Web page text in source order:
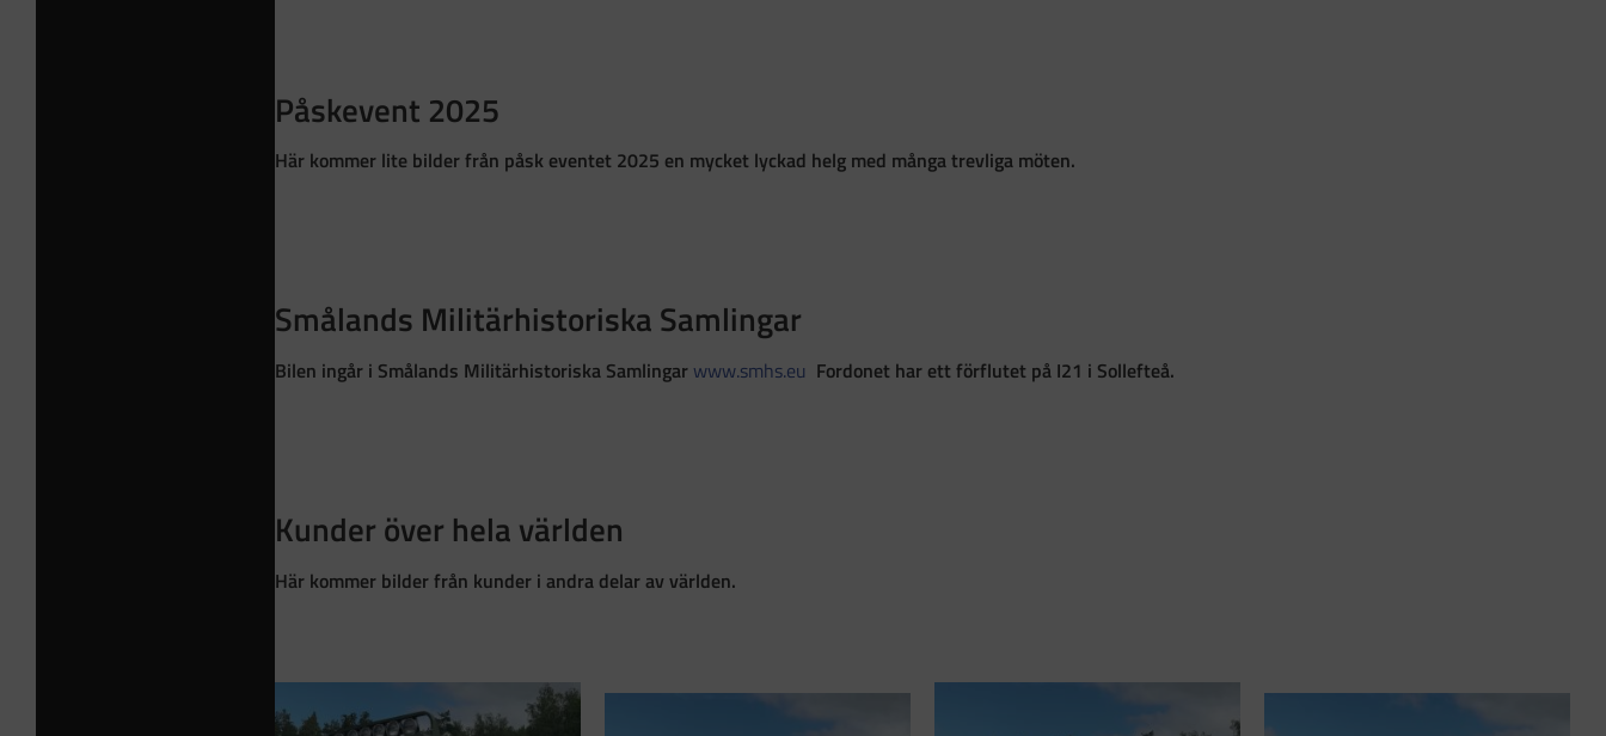
Påskevent 2025
Här kommer lite bilder från påsk eventet 2025 en mycket lyckad helg med många trevliga möten.
Smålands Militärhistoriska Samlingar
Bilen ingår i Smålands Militärhistoriska Samlingar www.smhs.eu Fordonet har ett förflutet på I21 i Sollefteå.
Kunder över hela världen
Här kommer bilder från kunder i andra delar av världen.